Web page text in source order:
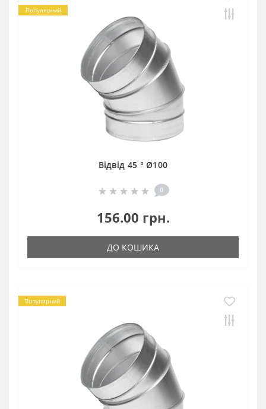
Популярний
Відвід 45 ° Ø100
0
156.00 грн.
ДО КОШИКА
Популярний